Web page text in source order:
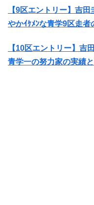
【9区エントリー】吉
やかｲｹﾒﾝな青学9区走者
【10区エントリー】吉
青学一の努力家の実績